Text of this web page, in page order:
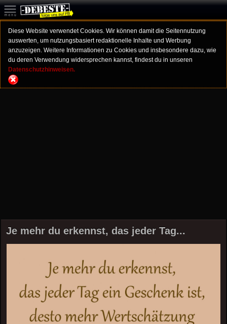
Diese Website verwendet Cookies. Wir können damit die Seitennutzung
auswerten, um nutzungsbasiert redaktionelle Inhalte und Werbung
anzuzeigen. Weitere Informationen zu Cookies und insbesondere dazu, wie
du deren Verwendung widersprechen kannst, findest du in unseren
Datenschutzhinweisen.
Je mehr du erkennst, das jeder Tag...